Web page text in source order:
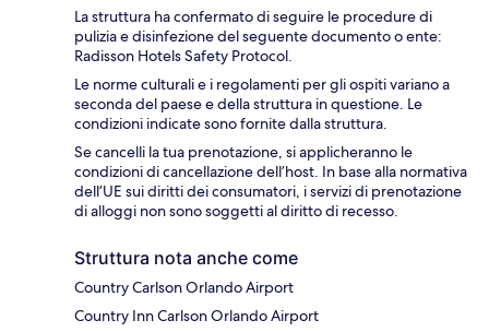
La struttura ha confermato di seguire le procedure di
pulizia e disinfezione del seguente documento o ente:
Radisson Hotels Safety Protocol.
Le norme culturali e i regolamenti per gli ospiti variano a
seconda del paese e della struttura in questione. Le
condizioni indicate sono fornite dalla struttura.
Se cancelli la tua prenotazione, si applicheranno le
condizioni di cancellazione dell’host. In base alla normativa
dell’UE sui diritti dei consumatori, i servizi di prenotazione
di alloggi non sono soggetti al diritto di recesso.
Struttura nota anche come
Country Carlson Orlando Airport
Country Inn Carlson Orlando Airport